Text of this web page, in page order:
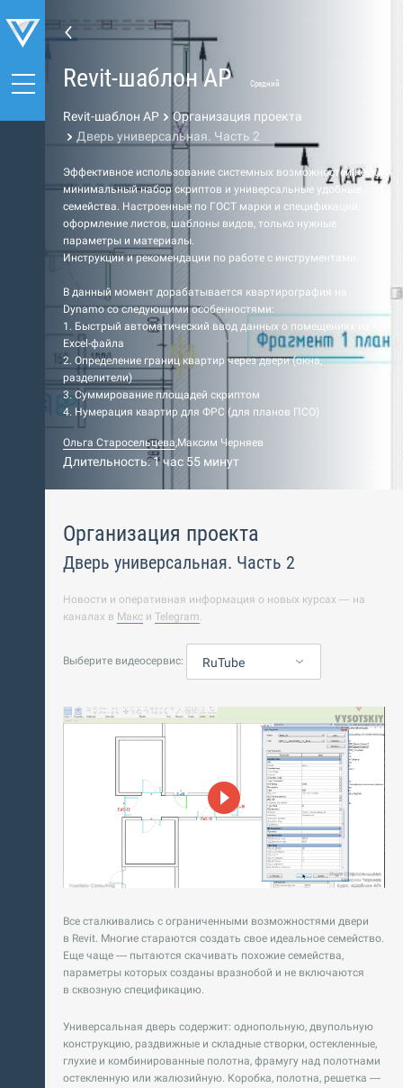
Revit-шаблон АР Средний
Revit-шаблон АР
Организация проекта
Дверь универсальная. Часть 2
Эффективное использование системных возможностей Revit,
минимальный набор скриптов и универсальные удобные
семейства. Настроенные по ГОСТ марки и спецификации,
оформление листов, шаблоны видов, только нужные
параметры и материалы.
Инструкции и рекомендации по работе с инструментами.
В данный момент дорабатывается квартирография на
Dynamo со следующими особенностями:
1. Быстрый автоматический ввод данных о помещениях из
Excel-файла
2. Определение границ квартир через двери (окна,
разделители)
3. Суммирование площадей скриптом
4. Нумерация квартир для ФРС (для планов ПСО)
Ольга Старосельцева,Максим Черняев
Длительность: 1 час 55 минут
Организация проекта
Дверь универсальная. Часть 2
Новости и оперативная информация о новых курсах — на
каналах в Макс и Telegram.
Выберите видеосервис: RuTube
Все сталкивались с ограниченными возможностями двери
в Revit. Многие стараются создать свое идеальное семейство.
Еще чаще — пытаются скачивать похожие семейства,
параметры которых созданы вразнобой и не включаются
в сквозную спецификацию.
Универсальная дверь содержит: однопольную, двупольную
конструкцию, раздвижные и складные створки, остекленные,
глухие и комбинированные полотна, фрамугу над полотнами
остекленную или жалюзийную. Коробка, полотна, решетка —